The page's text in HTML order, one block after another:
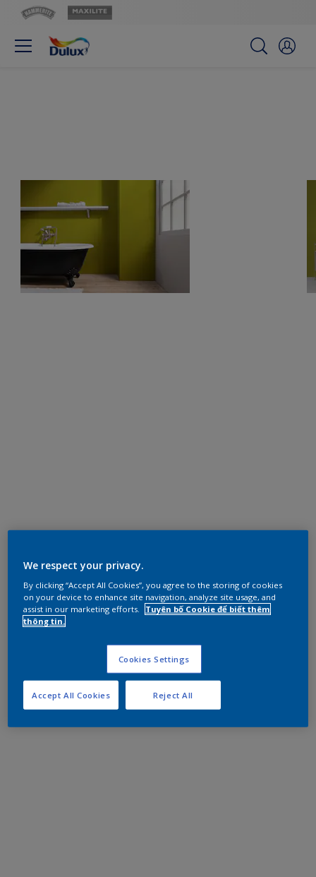
We respect your privacy.
By clicking “Accept All Cookies”, you agree to the storing of cookies
on your device to enhance site navigation, analyze site usage, and
assist in our marketing efforts.
Tuyên bố Cookie để biết thêm
thông tin.
Cookies Settings
Reject All
Accept All Cookies